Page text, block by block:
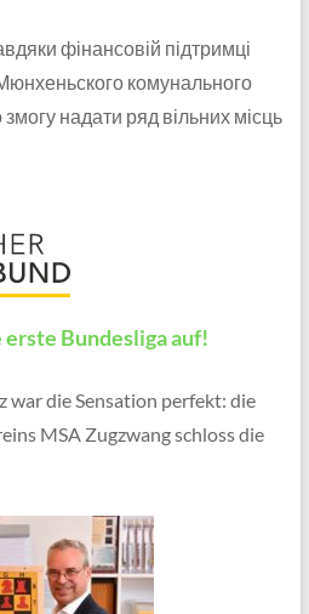
фінансовій підтримці
комунального
надати ряд вільних місць
Bundesliga auf!
war die Sensation perfekt: die
MSA Zugzwang schloss die